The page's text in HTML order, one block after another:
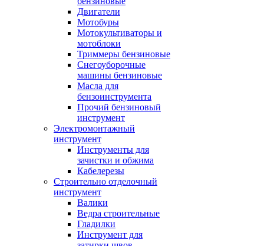
Двигатели
Мотобуры
Мотокультиваторы и
мотоблоки
Триммеры бензиновые
Снегоуборочные
машины бензиновые
Масла для
бензоинструмента
Прочий бензиновый
инструмент
Электромонтажный
инструмент
Инструменты для
зачистки и обжима
Кабелерезы
Строительно отделочный
инструмент
Валики
Ведра строительные
Гладилки
Инструмент для